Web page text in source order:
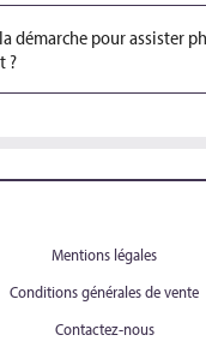
démarche pour assister
?
Mentions légales
Conditions générales de vente
Contactez-nous